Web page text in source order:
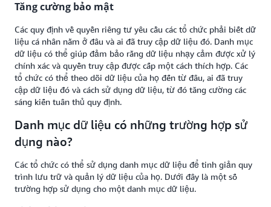
Tăng cường bảo mật
Các quy định về quyền riêng tư yêu cầu các tổ chức phải biết dữ
liệu cá nhân nằm ở đâu và ai đã truy cập dữ liệu đó. Danh mục
dữ liệu có thể giúp đảm bảo rằng dữ liệu nhạy cảm được xử lý
chính xác và quyền truy cập được cấp một cách thích hợp. Các
tổ chức có thể theo dõi dữ liệu của họ đến từ đâu, ai đã truy
cập dữ liệu đó và cách sử dụng dữ liệu, từ đó tăng cường các
sáng kiến tuân thủ quy định.
Danh mục dữ liệu có những trường hợp sử
dụng nào?
Các tổ chức có thể sử dụng danh mục dữ liệu để tinh giản quy
trình lưu trữ và quản lý dữ liệu của họ. Dưới đây là một số
trường hợp sử dụng cho một danh mục dữ liệu.